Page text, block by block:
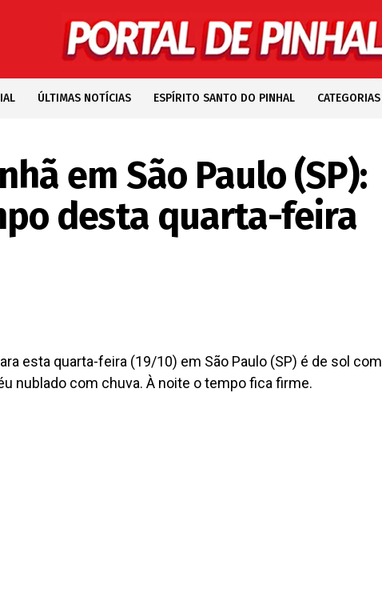
ÚLTIMAS NOTÍCIAS ESPÍRITO SANTO DO PINHAL CATEGORIAS
em São Paulo (SP):
desta quarta-feira
esta quarta-feira (19/10) em São Paulo (SP) é de sol com
nublado com chuva. À noite o tempo fica firme.